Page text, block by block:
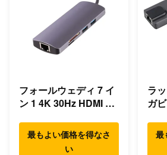
フォールウェディ 7 イ
ン 1 4K 30Hz HDMI マ
ハブ
最もよい価格を得なさ
い
ラ
ガ
テ
最